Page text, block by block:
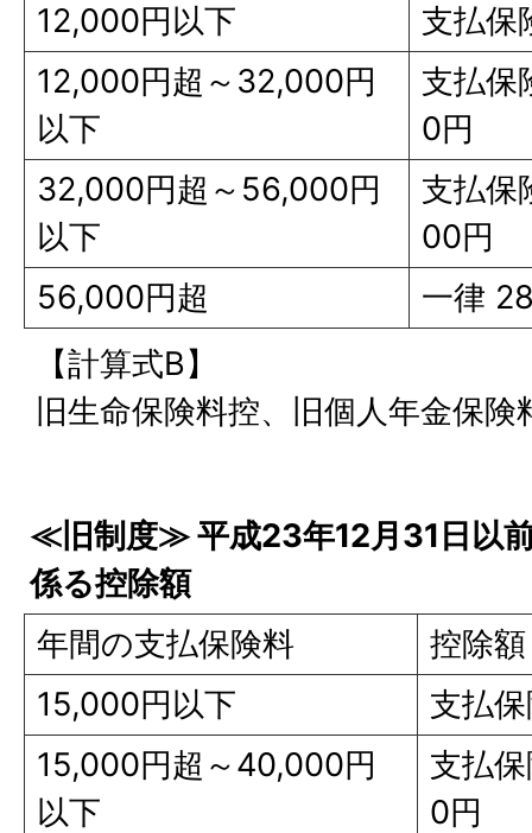
12,000円以下
支払保
12,000円超～32,000円
以下
支払保
0円
32,000円超～56,000円
以下
支払保
00円
56,000円超
一律
【計算式B】
旧生命保険料控、旧個人年金保
≪旧制度≫ 平成23年12月31日以
係る控除額
年間の支払保険料
控除額
15,000円以下
支払
15,000円超～40,000円
以下
支払
0円